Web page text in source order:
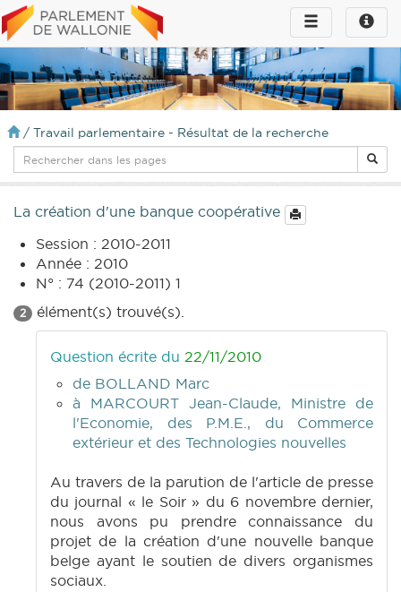
Toggle
infos
Toggle
navigation
/ Travail parlementaire - Résultat de la recherche
La création d'une banque coopérative
Session : 2010-2011
Année : 2010
N° : 74 (2010-2011) 1
2 élément(s) trouvé(s).
Question écrite du 22/11/2010
de BOLLAND Marc
à MARCOURT Jean-Claude, Ministre de
l'Economie, des P.M.E., du Commerce
extérieur et des Technologies nouvelles
Au travers de la parution de l'article de presse
du journal « le Soir » du 6 novembre dernier,
nous avons pu prendre connaissance du
projet de la création d'une nouvelle banque
belge ayant le soutien de divers organismes
sociaux.